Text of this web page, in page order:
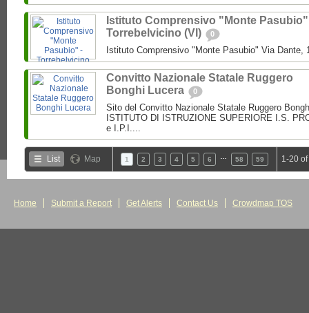
Istituto Comprensivo "Monte
Torrebelvicino (VI)
0
Istituto Comprensivo "Monte Pasubio" Via Dante,
Convitto Nazionale Statale Ruggero
Bonghi Lucera
0
Sito del Convitto Nazionale Statale Ruggero
ISTITUTO DI ISTRUZIONE SUPERIORE I.S.
e I.P.I....
List Map 1 2 3 4 5 6 58 59 1-20
Home Submit a Report Get Alerts Contact Us Crowdmap TOS